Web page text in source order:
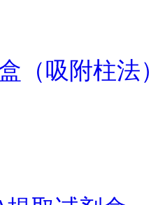
（吸附柱法）